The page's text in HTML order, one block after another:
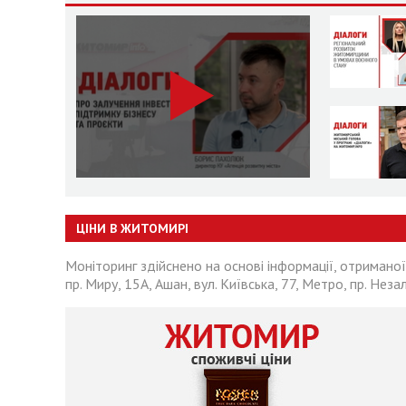
ЦІНИ В ЖИТОМИРІ
Моніторинг здійснено на основі інформації,
пр. Миру, 15А, Ашан, вул. Київська, 77, Метро, пр.